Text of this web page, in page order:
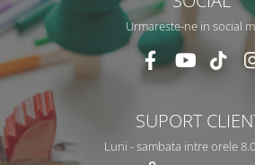
Urmareste-ne in social
SUPORT
Luni - sambata intre orele